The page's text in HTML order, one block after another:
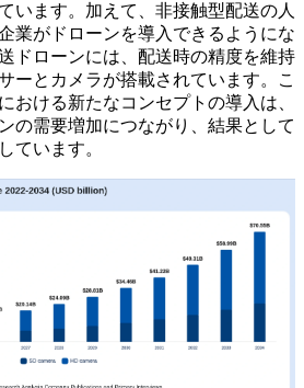
います。加えて、非接触型配送の人
業がドローンを導入できるようにな
ドローンには、配送時の精度を維持
ーとカメラが搭載されています。こ
おける新たなコンセプトの導入は、
の需要増加につながり、結果として
ています。